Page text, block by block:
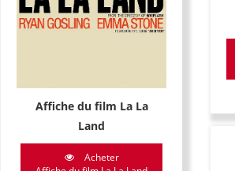
Affiche du film La La
Land
Acheter